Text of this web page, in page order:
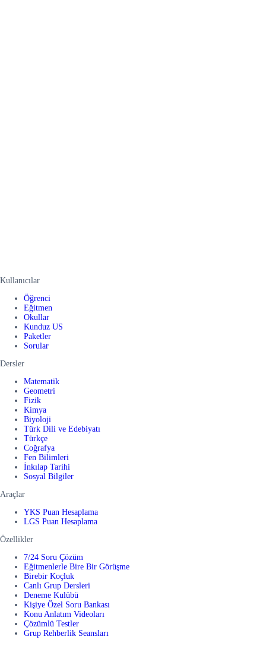
Kullanıcılar
Öğrenci
Eğitmen
Okullar
Kunduz US
Paketler
Sorular
Dersler
Matematik
Geometri
Fizik
Kimya
Biyoloji
Türk Dili ve Edebiyatı
Türkçe
Coğrafya
Fen Bilimleri
İnkılap Tarihi
Sosyal Bilgiler
Araçlar
YKS Puan Hesaplama
LGS Puan Hesaplama
Özellikler
7/24 Soru Çözüm
Eğitmenlerle Bire Bir Görüşme
Birebir Koçluk
Canlı Grup Dersleri
Deneme Kulübü
Kişiye Özel Soru Bankası
Konu Anlatım Videoları
Çözümlü Testler
Grup Rehberlik Seansları